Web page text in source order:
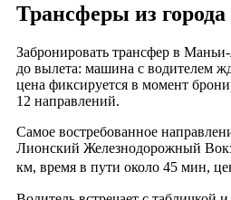
Трансферы из
Забронировать трансфер в
до вылета: машина с водителем
цена фиксируется в момент
12 направлений.
Самое востребованное
Лионский Железнодорожный
км, время в пути около 45 мин,